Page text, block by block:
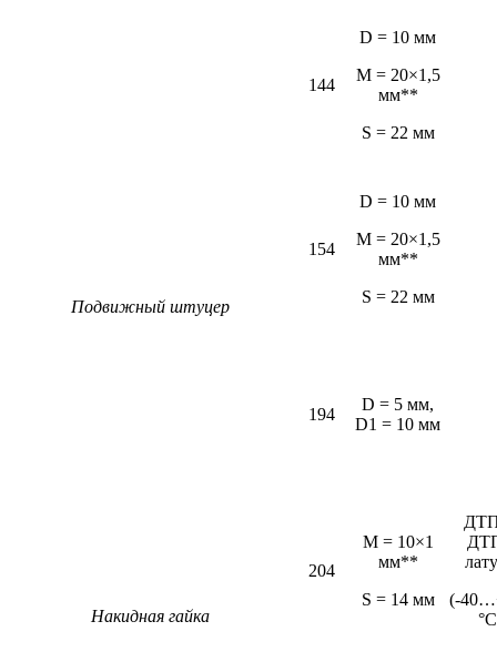
144
D = 10 мм
M = 20×1,5
мм**
S = 22 мм
Подвижный штуцер
154
D = 10 мм
M = 20×1,5
мм**
S = 22 мм
194
D = 5 мм,
D1 = 10 мм
Накидная гайка
204
M = 10×1
мм**
S = 14 мм
(-